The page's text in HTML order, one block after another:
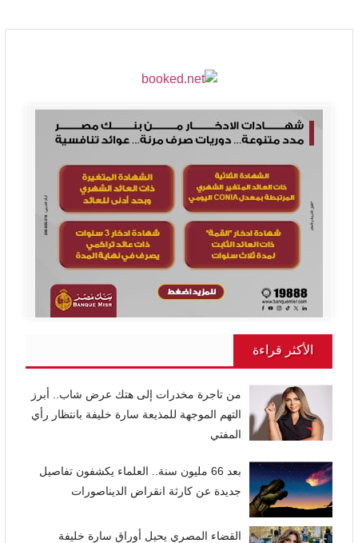
الأكثر قراءة
من تاجرة مخدرات إلى هتك عرض شاب.. أبرز
التهم الموجهة للمذيعة سارة خليفة بانتظار رأي
المفتي
بعد 66 مليون سنة.. العلماء يكشفون تفاصيل
جديدة عن كارثة انقراض الديناصورات
القضاء المصري يحيل أوراق سارة خليفة